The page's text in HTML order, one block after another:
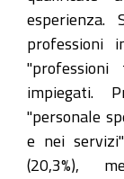
professioni
impiegati.
"personale
e nei
(20,3%),